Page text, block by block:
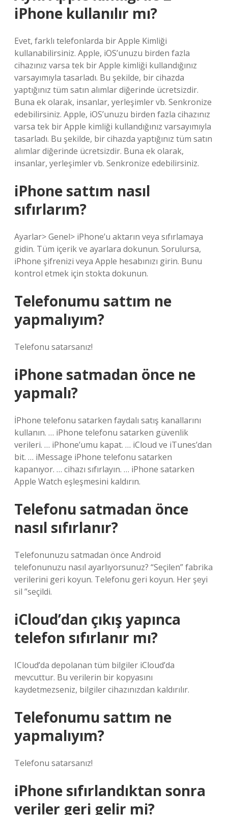
iPhone kullanılır mı?
Evet, farklı telefonlarda bir Apple Kimliği
kullanabilirsiniz. Apple, iOS’unuzu birden fazla
cihazınız varsa tek bir Apple kimliği kullandığınız
varsayımıyla tasarladı. Bu şekilde, bir cihazda
yaptığınız tüm satın alımlar diğerinde ücretsizdir.
Buna ek olarak, insanlar, yerleşimler vb. Senkronize
edebilirsiniz. Apple, iOS’unuzu birden fazla cihazınız
varsa tek bir Apple kimliği kullandığınız varsayımıyla
tasarladı. Bu şekilde, bir cihazda yaptığınız tüm satın
alımlar diğerinde ücretsizdir. Buna ek olarak,
insanlar, yerleşimler vb. Senkronize edebilirsiniz.
iPhone sattım nasıl
sıfırlarım?
Ayarlar> Genel> iPhone’u aktarın veya sıfırlamaya
gidin. Tüm içerik ve ayarlara dokunun. Sorulursa,
iPhone şifrenizi veya Apple hesabınızı girin. Bunu
kontrol etmek için stokta dokunun.
Telefonumu sattım ne
yapmalıyım?
Telefonu satarsanız!
iPhone satmadan önce ne
yapmalı?
İPhone telefonu satarken faydalı satış kanallarını
kullanın. … iPhone telefonu satarken güvenlik
verileri. … iPhone’umu kapat. … iCloud ve iTunes’dan
bit. … iMessage iPhone telefonu satarken
kapanıyor. … cihazı sıfırlayın. … iPhone satarken
Apple Watch eşleşmesini kaldırın.
Telefonu satmadan önce
nasıl sıfırlanır?
Telefonunuzu satmadan önce Android
telefonunuzu nasıl ayarlıyorsunuz? “Seçilen” fabrika
verilerini geri koyun. Telefonu geri koyun. Her şeyi
sil ”seçildi.
iCloud’dan çıkış yapınca
telefon sıfırlanır mı?
ICloud’da depolanan tüm bilgiler iCloud’da
mevcuttur. Bu verilerin bir kopyasını
kaydetmezseniz, bilgiler cihazınızdan kaldırılır.
Telefonumu sattım ne
yapmalıyım?
Telefonu satarsanız!
iPhone sıfırlandıktan sonra
veriler geri gelir mi?